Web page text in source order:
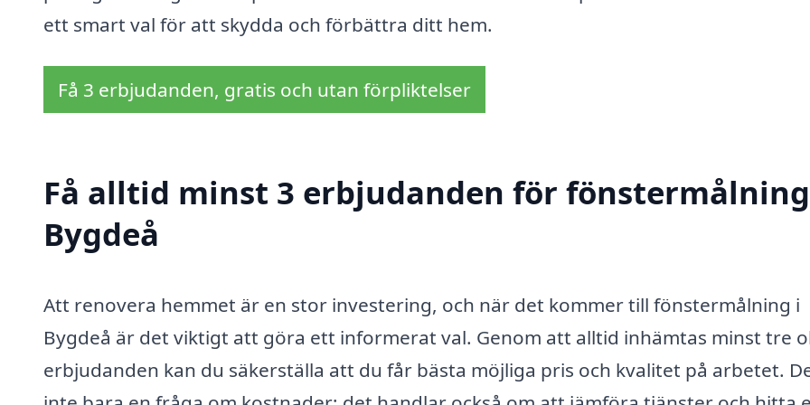
ett smart val för att skydda och förbättra ditt hem.
Få 3 erbjudanden, gratis och utan förpliktelser
Få alltid minst 3 erbjudanden för
Bygdeå
Att renovera hemmet är en stor investering, och när det kommer till fönstermålning i
Bygdeå är det viktigt att göra ett informerat val. Genom att alltid inhämtas minst tre
erbjudanden kan du säkerställa att du får bästa möjliga pris och kvalitet på arbetet.